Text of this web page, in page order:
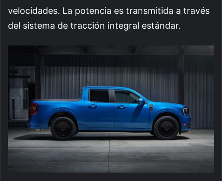
velocidades. La potencia es transmitida a través
del sistema de tracción integral estándar.